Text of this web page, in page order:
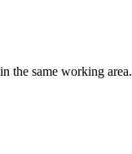
the same working area.